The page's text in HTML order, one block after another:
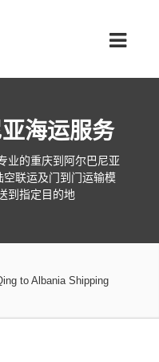
海运服务
业的重庆到阿尔巴尼亚
联运及门到门运输模
到指定目的地
to Albania Shipping